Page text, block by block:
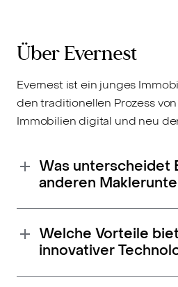
Über Evernest
Evernest ist ein junges
den traditionellen Prozess
Immobilien digital und neu
Was unterscheidet
anderen
Welche Vorteile
innovativer